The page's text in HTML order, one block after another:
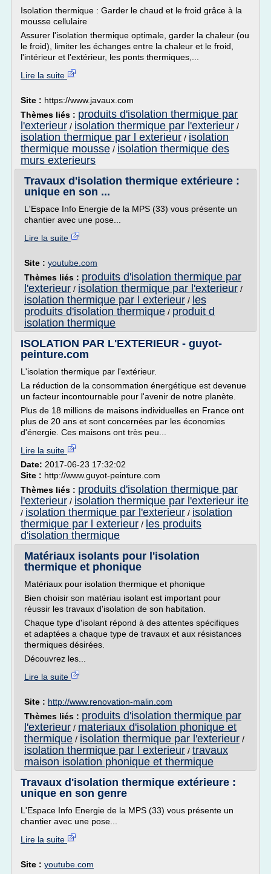
Isolation thermique : Garder le chaud et le froid grâce à la
mousse cellulaire
Assurer l'isolation thermique optimale, garder la chaleur (ou
le froid), limiter les échanges entre la chaleur et le froid,
l'intérieur et l'extérieur, les ponts thermiques,...
Lire la suite
Site : https://www.javaux.com
Thèmes liés : produits d'isolation thermique par
l'exterieur / isolation thermique par l'exterieur /
isolation thermique par l exterieur / isolation
thermique mousse / isolation thermique des
murs exterieurs
Travaux d'isolation thermique extérieure :
unique en son ...
L'Espace Info Energie de la MPS (33) vous présente un
chantier avec une pose...
Lire la suite
Site : youtube.com
Thèmes liés : produits d'isolation thermique par
l'exterieur / isolation thermique par l'exterieur /
isolation thermique par l exterieur / les
produits d'isolation thermique / produit d
isolation thermique
ISOLATION PAR L'EXTERIEUR - guyot-
peinture.com
L'isolation thermique par l'extérieur.
La réduction de la consommation énergétique est devenue
un facteur incontournable pour l'avenir de notre planète.
Plus de 18 millions de maisons individuelles en France ont
plus de 20 ans et sont concernées par les économies
d'énergie. Ces maisons ont très peu...
Lire la suite
Date: 2017-06-23 17:32:02
Site : http://www.guyot-peinture.com
Thèmes liés : produits d'isolation thermique par
l'exterieur / isolation thermique par l'exterieur ite
/ isolation thermique par l'exterieur / isolation
thermique par l exterieur / les produits
d'isolation thermique
Matériaux isolants pour l'isolation
thermique et phonique
Matériaux pour isolation thermique et phonique
Bien choisir son matériau isolant est important pour
réussir les travaux d'isolation de son habitation.
Chaque type d'isolant répond à des attentes spécifiques
et adaptées a chaque type de travaux et aux résistances
thermiques désirées.
Découvrez les...
Lire la suite
Site : http://www.renovation-malin.com
Thèmes liés : produits d'isolation thermique par
l'exterieur / materiaux d'isolation phonique et
thermique / isolation thermique par l'exterieur /
isolation thermique par l exterieur / travaux
maison isolation phonique et thermique
Travaux d'isolation thermique extérieure :
unique en son genre
L'Espace Info Energie de la MPS (33) vous présente un
chantier avec une pose...
Lire la suite
Site : youtube.com